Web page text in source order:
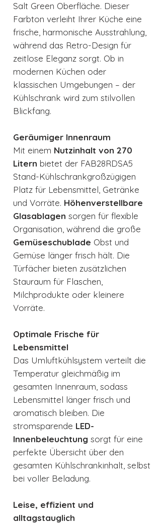
Salt Green Oberfläche. Dieser
Farbton verleiht Ihrer Küche eine
frische, harmonische Ausstrahlung,
während das Retro-Design für
zeitlose Eleganz sorgt. Ob in
modernen Küchen oder
klassischen Umgebungen – der
Kühlschrank wird zum stilvollen
Blickfang.
Geräumiger Innenraum
Mit einem Nutzinhalt von 270
Litern bietet der FAB28RDSA5
Stand-Kühlschrankgroßzügigen
Platz für Lebensmittel, Getränke
und Vorräte. Höhenverstellbare
Glasablagen sorgen für flexible
Organisation, während die große
Gemüseschublade Obst und
Gemüse länger frisch hält. Die
Türfächer bieten zusätzlichen
Stauraum für Flaschen,
Milchprodukte oder kleinere
Vorräte.
Optimale Frische für
Lebensmittel
Das Umluftkühlsystem verteilt die
Temperatur gleichmäßig im
gesamten Innenraum, sodass
Lebensmittel länger frisch und
aromatisch bleiben. Die
stromsparende LED-
Innenbeleuchtung sorgt für eine
perfekte Übersicht über den
gesamten Kühlschrankinhalt, selbst
bei voller Beladung.
Leise, effizient und
alltagstauglich